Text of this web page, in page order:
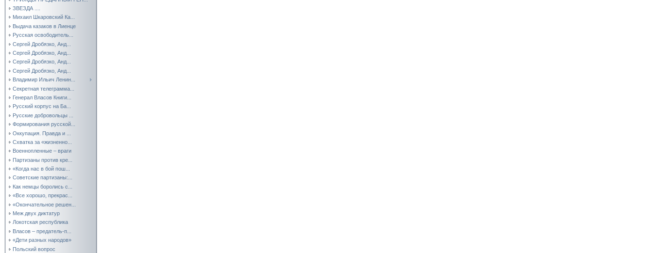
ЗВЕЗДА ....
Михаил Шкаровский Ка...
Выдача казаков в Лиенце
Русская освободитель...
Сергей Дробязко, Анд...
Сергей Дробязко, Анд...
Сергей Дробязко, Анд...
Сергей Дробязко, Анд...
Владимир Ильич Ленин...
Секретная телеграмма...
Генерал Власов Книги...
Русский корпус на Ба...
Русские добровольцы ...
Формирования русской...
Оккупация. Правда и ...
Схватка за «жизненно...
Военнопленные – враги
Партизаны против кре...
«Когда нас в бой пош...
Советские партизаны:...
Как немцы боролись с...
«Все хорошо, прекрас...
«Окончательное решен...
Меж двух диктатур
Локотская республика
Власов – предатель-п...
«Дети разных народов»
Польский вопрос